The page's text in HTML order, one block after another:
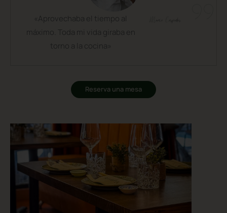
«Aprovechaba el tiempo al
máximo. Toda mi vida giraba en
torno a la cocina»
Reserva una mesa